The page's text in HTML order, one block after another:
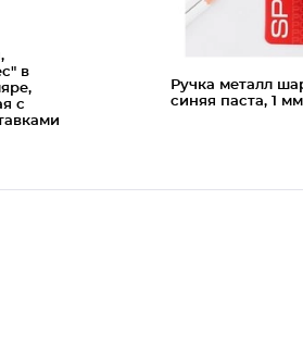
в
с
Ручка металл
синяя паста, 1